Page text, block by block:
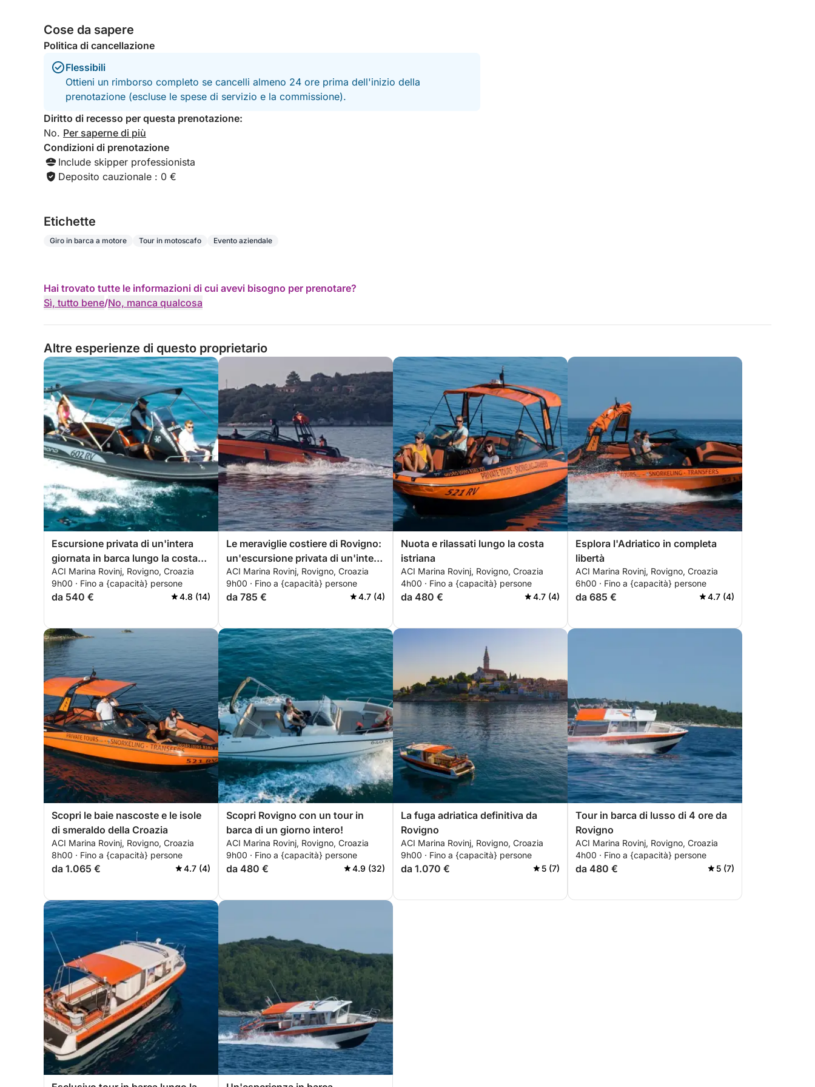
Cose da sapere
Politica di cancellazione
Flessibili
Ottieni un rimborso completo se cancelli almeno 24 ore prima dell'inizio della
prenotazione (escluse le spese di servizio e la commissione).
Diritto di recesso per questa prenotazione:
No. Per saperne di più
Condizioni di prenotazione
Include skipper professionista
Deposito cauzionale : 0 €
Etichette
Giro in barca a motore Tour in motoscafo Evento aziendale
Hai trovato tutte le informazioni di cui avevi bisogno per prenotare?
Sì, tutto bene/No, manca qualcosa
Altre esperienze di questo proprietario
Escursione privata di un'intera
giornata in barca lungo la costa
istriana.
ACI Marina Rovinj, Rovigno, Croazia
9h00 · Fino a {capacità} persone
da 540 € 4.8 (14)
Le meraviglie costiere di Rovigno:
un'escursione privata di un'intera
giornata
ACI Marina Rovinj, Rovigno, Croazia
9h00 · Fino a {capacità} persone
da 785 € 4.7 (4)
Nuota e rilassati lungo la costa
istriana
ACI Marina Rovinj, Rovigno, Croazia
4h00 · Fino a {capacità} persone
da 480 € 4.7 (4)
Esplora l'Adriatico in completa
libertà
ACI Marina Rovinj, Rovigno, Croazia
6h00 · Fino a {capacità} persone
da 685 € 4.7 (4)
Scopri le baie nascoste e le isole
di smeraldo della Croazia
ACI Marina Rovinj, Rovigno, Croazia
8h00 · Fino a {capacità} persone
da 1.065 € 4.7 (4)
Scopri Rovigno con un tour in
barca di un giorno intero!
ACI Marina Rovinj, Rovigno, Croazia
9h00 · Fino a {capacità} persone
da 480 € 4.9 (32)
La fuga adriatica definitiva da
Rovigno
ACI Marina Rovinj, Rovigno, Croazia
9h00 · Fino a {capacità} persone
da 1.070 € 5 (7)
Tour in barca di lusso di 4 ore da
Rovigno
ACI Marina Rovinj, Rovigno, Croazia
4h00 · Fino a {capacità} persone
da 480 € 5 (7)